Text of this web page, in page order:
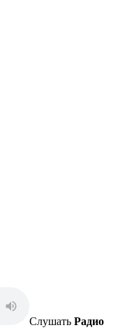
Слушать Радио